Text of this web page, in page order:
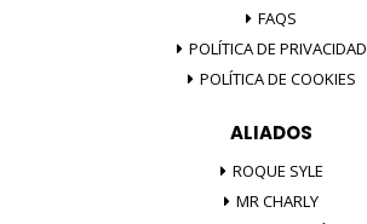
FAQS
POLÍTICA DE PRIVACIDAD
POLÍTICA DE COOKIES
ALIADOS
ROQUE SYLE
MR CHARLY